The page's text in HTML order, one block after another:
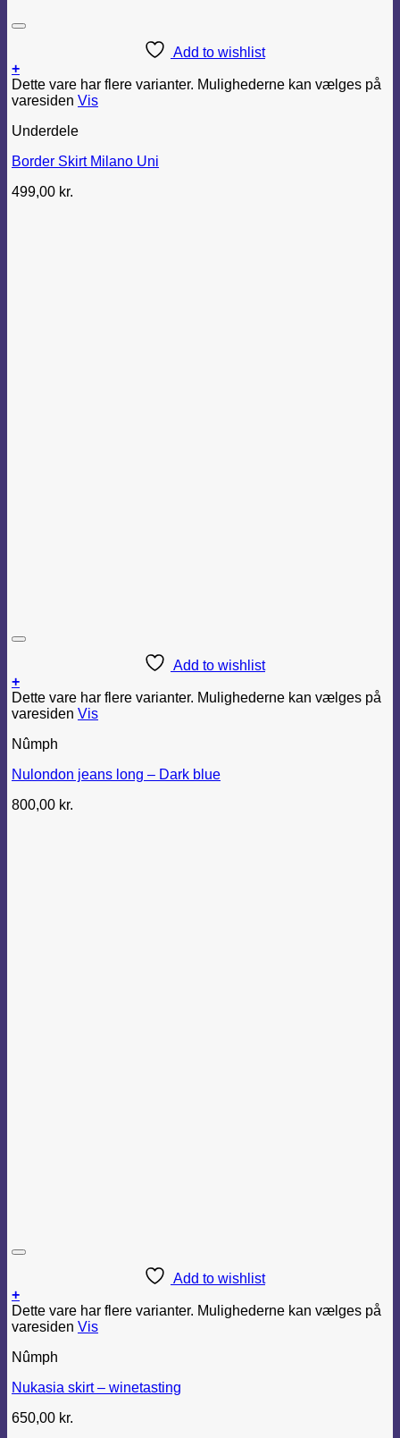
Add to wishlist
+
Dette vare har flere varianter. Mulighederne kan vælges på
varesiden Vis
Underdele
Border Skirt Milano Uni
499,00 kr.
Add to wishlist
+
Dette vare har flere varianter. Mulighederne kan vælges på
varesiden Vis
Nûmph
Nulondon jeans long – Dark blue
800,00 kr.
Add to wishlist
+
Dette vare har flere varianter. Mulighederne kan vælges på
varesiden Vis
Nûmph
Nukasia skirt – winetasting
650,00 kr.